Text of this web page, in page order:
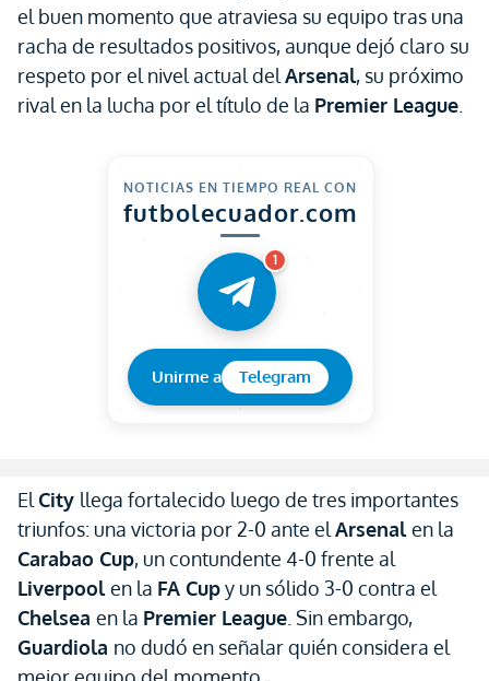
el buen momento que atraviesa su equipo tras una
racha de resultados positivos, aunque dejó claro su
respeto por el nivel actual del Arsenal, su próximo
rival en la lucha por el título de la Premier League
NOTICIAS EN TIEMPO REAL CON
futbolecuador.com
1
Unirme a Telegram
El City llega fortalecido luego de tres importantes
triunfos: una victoria por 2-0 ante el Arsenalen la
Carabao Cup, un contundente 4-0 frente al
Liverpoolen la FA Cupy un sólido 3-0 contra el
Chelsea en la Premier League . Sin embargo,
Guardiola no dudó en señalar quién considera el